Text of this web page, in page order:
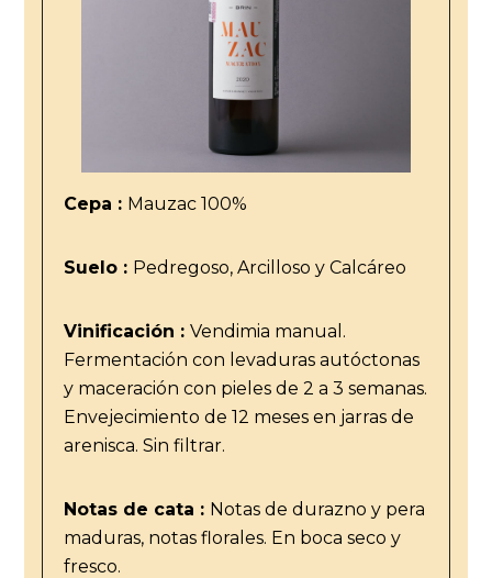
Cepa : Mauzac 100%
Suelo : Pedregoso, Arcilloso y Calcáreo
Vinificación : Vendimia manual.
Fermentación con levaduras autóctonas
y maceración con pieles de 2 a 3 semanas.
Envejecimiento de 12 meses en jarras de
arenisca. Sin filtrar.
Notas de cata : Notas de durazno y pera
maduras, notas florales. En boca seco y
fresco.